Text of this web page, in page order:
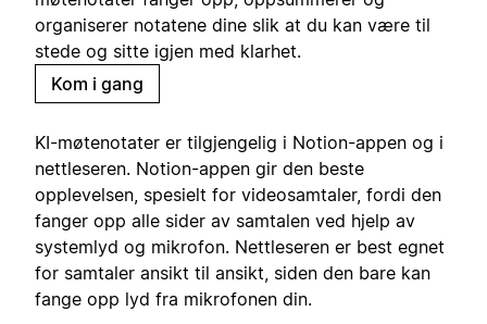
organiserer notatene dine slik at du kan være til
stede og sitte igjen med klarhet.
Kom i gang
KI-møtenotater er tilgjengelig i Notion-appen og i
nettleseren. Notion-appen gir den beste
opplevelsen, spesielt for videosamtaler, fordi den
fanger opp alle sider av samtalen ved hjelp av
systemlyd og mikrofon. Nettleseren er best egnet
for samtaler ansikt til ansikt, siden den bare kan
fange opp lyd fra mikrofonen din.